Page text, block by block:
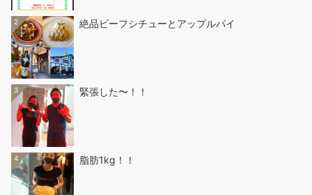
2 絶品ビーフシチューとアップルパイ
3 緊張した〜！！
4 脂肪1kg！！